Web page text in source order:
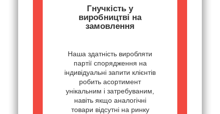
Гнучкість у
виробництві на
замовлення
Наша здатність виробляти
партії спорядження на
індивідуальні запити клієнтів
робить асортимент
унікальним і затребуваним,
навіть якщо аналогічні
товари відсутні на ринку